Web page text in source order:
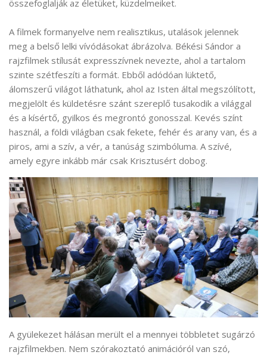
összefoglalják az életüket, küzdelmeiket.
A filmek formanyelve nem realisztikus, utalások jelennek
meg a belső lelki vívódásokat ábrázolva. Békési Sándor a
rajzfilmek stílusát expresszívnek nevezte, ahol a tartalom
szinte szétfeszíti a formát. Ebből adódóan lüktető,
álomszerű világot láthatunk, ahol az Isten által megszólított,
megjelölt és küldetésre szánt szereplő tusakodik a világgal
és a kísértő, gyilkos és megrontó gonosszal. Kevés színt
használ, a földi világban csak fekete, fehér és arany van, és a
piros, ami a szív, a vér, a tanúság szimbóluma. A szívé,
amely egyre inkább már csak Krisztusért dobog.
A gyülekezet hálásan merült el a mennyei többletet sugárzó
rajzfilmekben. Nem szórakoztató animációról van szó,